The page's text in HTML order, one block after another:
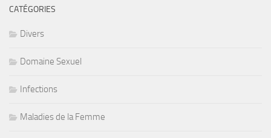
CATÉGORIES
Divers
Domaine Sexuel
Infections
Maladies de la Femme